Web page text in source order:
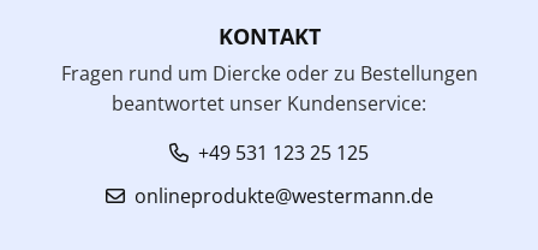
KONTAKT
Fragen rund um Diercke oder zu Bestellungen
beantwortet unser Kundenservice:
+49 531 123 25 125
onlineprodukte@westermann.de